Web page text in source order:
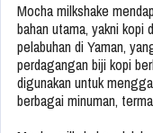
Mocha milkshake
bahan utama, yakni kopi
pelabuhan di Yaman,
perdagangan biji kopi
digunakan untuk
berbagai minuman,